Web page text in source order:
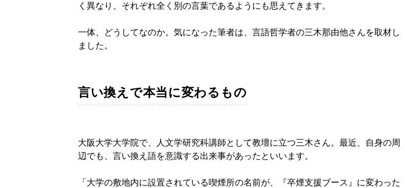
く異なり、それぞれ全く別の言葉であるようにも思えてきます。
一体、どうしてなのか。気になった筆者は、言語哲学者の三木那由他さんを取材し
ました。
言い換えで本当に変わるもの
大阪大学大学院で、人文学研究科講師として教壇に立つ三木さん。最近、自身の周
辺でも、言い換え語を意識する出来事があったといいます。
「大学の敷地内に設置されている喫煙所の名前が、『卒煙支援ブース』に変わった